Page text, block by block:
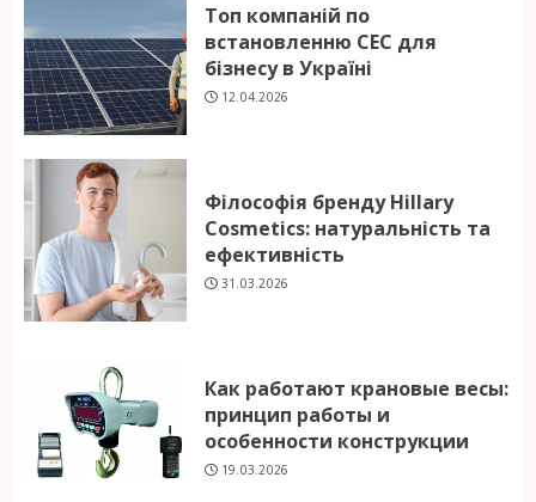
Топ компаній по
встановленню СЕС для
бізнесу в Україні
12.04.2026
Філософія бренду Hillary
Cosmetics: натуральність та
ефективність
31.03.2026
Как работают крановые весы:
принцип работы и
особенности конструкции
19.03.2026